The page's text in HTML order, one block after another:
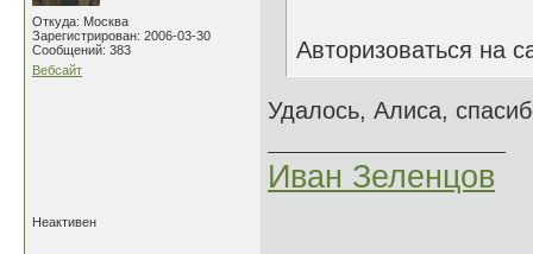
Откуда: Москва
Зарегистрирован: 2006-03-30
Сообщений: 383
Вебсайт
Авторизоваться на
Удалось, Алиса,
Иван Зеленцов
Неактивен